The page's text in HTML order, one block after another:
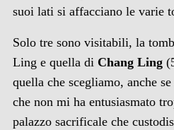
suoi lati si affacciano le varie
Solo tre sono visitabili, la
Ling e quella di Chang Ling
quella che scegliamo, anche
che non mi ha entusiasmato
palazzo sacrificale che